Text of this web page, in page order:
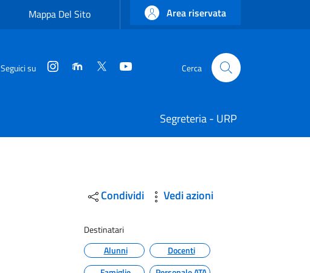
Mappa Del Sito Area riservata
Seguici su Instagram
Moodle Twitter Cerca
Cerca
Segreteria - URP
Condividi Vedi azioni
Destinatari
Alunni
Docenti